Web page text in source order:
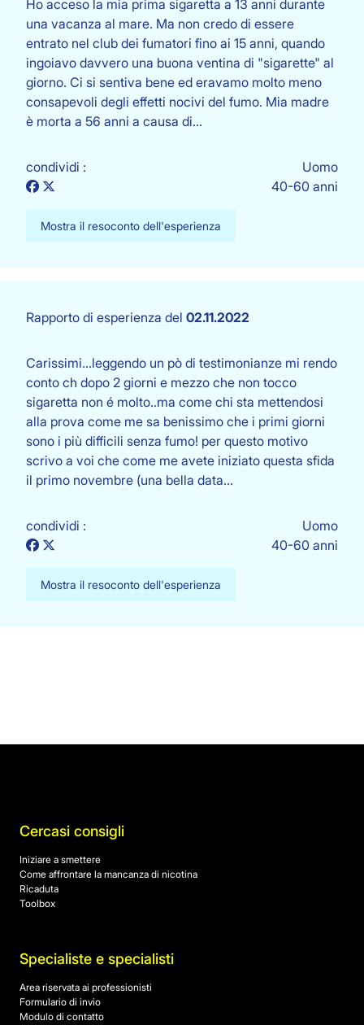
Ho acceso la mia prima sigaretta a 13 anni durante
una vacanza al mare. Ma non credo di essere
entrato nel club dei fumatori fino ai 15 anni, quando
ingoiavo davvero una buona ventina di "sigarette" al
giorno. Ci si sentiva bene ed eravamo molto meno
consapevoli degli effetti nocivi del fumo. Mia madre
è morta a 56 anni a causa di…
condividi :
Mostra il resoconto dell'esperienza
Uomo
40-60 anni
Rapporto di esperienza del 02.11.2022
Carissimi...leggendo un pò di testimonianze mi rendo
conto ch dopo 2 giorni e mezzo che non tocco
sigaretta non é molto..ma come chi sta mettendosi
alla prova come me sa benissimo che i primi giorni
sono i più difficili senza fumo! per questo motivo
scrivo a voi che come me avete iniziato questa sfida
il primo novembre (una bella data…
condividi :
Mostra il resoconto dell'esperienza
Uomo
40-60 anni
Cercasi consigli
Iniziare a smettere
Come affrontare la mancanza di nicotina
Ricaduta
Toolbox
Specialiste e specialisti
Area riservata ai professionisti
Formulario di invio
Modulo di contatto